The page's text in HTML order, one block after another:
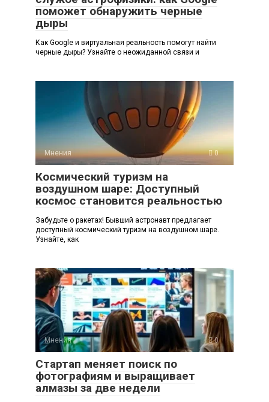
поможет обнаружить черные
дыры
Как Google и виртуальная реальность помогут найти
черные дыры? Узнайте о неожиданной связи и
Мнения 0
Космический туризм на
воздушном шаре: Доступный
космос становится реальностью
Забудьте о ракетах! Бывший астронавт предлагает
доступный космический туризм на воздушном шаре.
Узнайте, как
Мнения 0
Стартап меняет поиск по
фотографиям и выращивает
алмазы за две недели